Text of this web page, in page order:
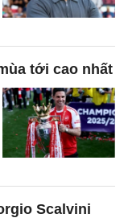
tới cao nhất
Scalvini